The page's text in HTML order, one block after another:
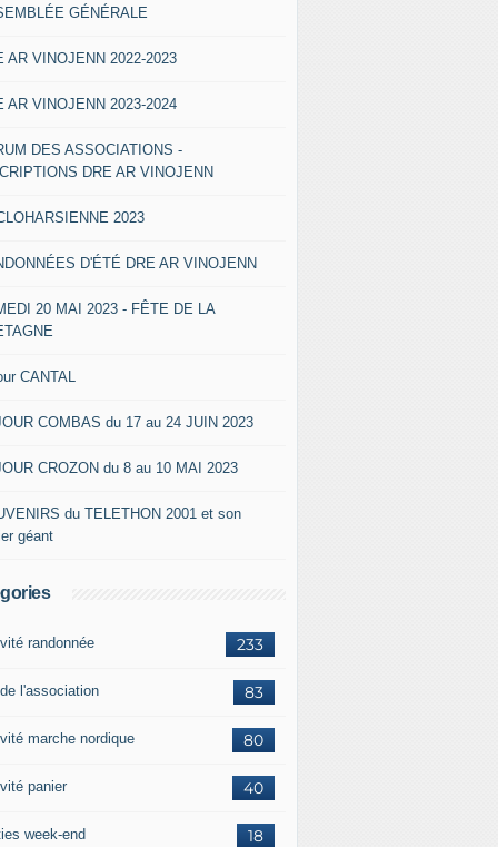
GÉNÉRALE
AR VINOJENN 2022-2023
AR VINOJENN 2023-2024
DES ASSOCIATIONS -
DRE AR VINOJENN
2023
D'ÉTÉ DRE AR VINOJENN
20 MAI 2023 - FÊTE DE LA
CANTAL
COMBAS du 17 au 24 JUIN 2023
CROZON du 8 au 10 MAI 2023
du TELETHON 2001 et son
géant
233
randonnée
83
l'association
80
marche nordique
40
panier
18
week-end